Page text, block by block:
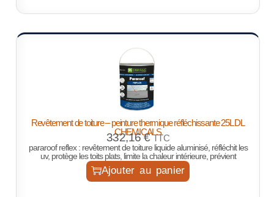
Revêtement de toiture – peinture thermique réfléchissante 25L DL
CHEMICALS
332,16€ TTC
pararoof reflex : revêtement de toiture liquide aluminisé, réfléchit les
uv, protège les toits plats, limite la chaleur intérieure, prévient
Ajouter au panier